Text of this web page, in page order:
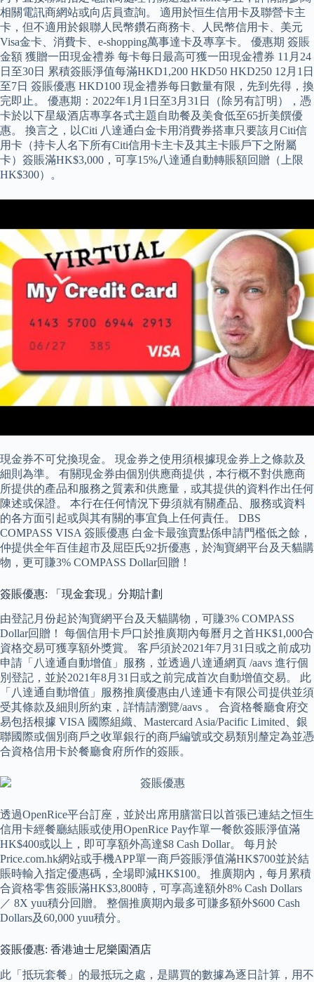
相關電訊商網站或向店員查詢。 適用於恒生信用卡及聯營卡主
卡，但不適用於銀聯人民幣鑽石商務卡、人民幣信用卡、美元
Visa金卡、消費卡、e-shopping萬事達卡及專享卡。 優惠期 簽賬
金額 獲贈一田現金禮券 每卡每日最高可獲一田現金禮券 11月24
日至30日 累積簽賬淨值每滿HKD1,200 HKD50 HKD250 12月1日
至7日 簽賬優惠 HKD100 現金禮券每日數量有限，先到先得，換
完即止。 優惠期：2022年1月1日至3月31日（除另有訂明），憑
卡於以下星級酒店專享各式主題自助餐及美食低至65折美饌優
惠。 換言之，以Citi 八達通白金卡用消費券搭車只要該月Citi信
用卡（持卡人名下所有Citi信用卡主卡及其主卡賬戶下之附屬
卡）簽賬滿HK$3,000，可享15%八達通自動轉賬額回贈（上限
HK$300）。
現金券不可兌換現金。 現金券之使用須根據現金券上之條款及
細則為準。 有關現金券由個別供應商提供，本行概不對供應商
所提供的產品和服務之質素和供應量，或其提供的資料作出任何
陳述或保證。 本行在任何情況下毋須就有關產品、服務或資料
的各方面引起或與其有關的事宜負上任何責任。 DBS
COMPASS VISA 簽賬優惠 白金卡最強賣點係申請門檻低之餘，
仲提供全年百佳超市及屈臣氏92折優惠，於淘寶網平台及天貓購
物，更可賺3% COMPASS Dollar回贈！
簽賬優惠: 「現金套現」分期計劃
由登記月份起於淘寶網平台及天貓購物，可賺3% COMPASS
Dollar回贈！ 每個信用卡戶口於推廣期內每曆月之首HK$1,000合
資格交易可獲享額外獎賞。 客戶須於2021年7月31日或之前成功
申請「八達通自動增值」服務，並透過八達通網頁 /aavs 進行個
別登記，並於2021年8月31日或之前完成首次自動增值交易。 此
「八達通自動增值」服務推廣優惠由八達通卡有限公司提供並須
受其條款及細則所約束，詳情請瀏覽/aavs 。 合資格餐廳食府交
易包括根據 VISA 國際組織、Mastercard Asia/Pacific Limited、銀
聯國際或個別商戶之收單銀行的商戶編號或交易類別釐定為並憑
合資格信用卡於餐廳食府所作的簽賬。
透過OpenRice平台訂座，並於出席用膳當日以首張已連結之恒生
信用卡經餐廳結賬或使用OpenRice Pay作單一餐飲簽賬淨值滿
HK$400或以上，即可享額外高達$8 Cash Dollar。 每月於
Price.com.hk網站或手機APP單一商戶簽賬淨值滿HK$700並於結
賬時輸入指定優惠碼，全場即減HK$100。 推廣期內，每月累積
合資格零售簽賬滿HK$3,800時，可享高達額外8% Cash Dollars
／ 8X yuu積分回贈。 整個推廣期內最多可賺多額外$600 Cash
Dollars及60,000 yuu積分。
簽賬優惠: 香港迪士尼樂園酒店
此「抵玩套餐」的最抵玩之處，是購買的數據為逐日計算，用不